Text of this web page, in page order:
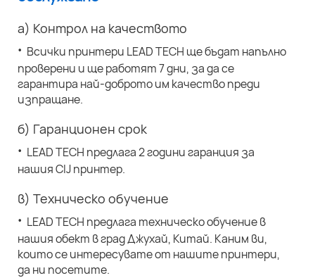
а) Контрол на качеството
· Всички принтери LEAD TECH ще бъдат напълно
проверени и ще работят 7 дни, за да се
гарантира най-доброто им качество преди
изпращане.
б) Гаранционен срок
· LEAD TECH предлага 2 години гаранция за
нашия CIJ принтер.
в) Техническо обучение
· LEAD TECH предлага техническо обучение в
нашия обект в град Джухай, Китай. Каним ви,
които се интересувате от нашите принтери,
да ни посетите.